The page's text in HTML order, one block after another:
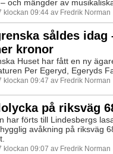
och mängder av
klockan 09:44 av Fredrik Norman
såldes idag
kronor
Huset har fått en ny
Per Egeryd, Egeryds
klockan 09:47 av Fredrik Norman
på riksväg
har förts till Lindesbergs
avåkning på riksväg
klockan 09:07 av Fredrik Norman